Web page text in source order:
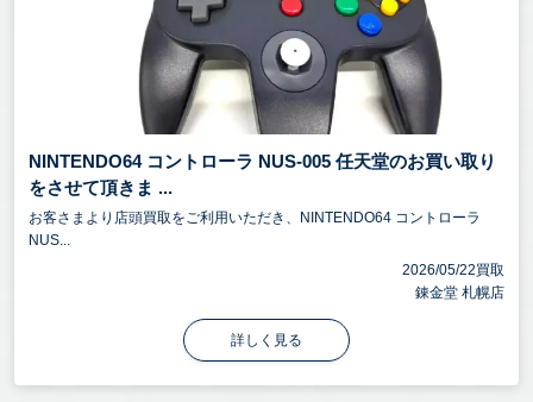
NINTENDO64 コントローラ NUS-005 任天堂のお買い取り
をさせて頂きま ...
お客さまより店頭買取をご利用いただき、NINTENDO64 コントローラ
NUS...
2026/05/22買取
錬金堂 札幌店
詳しく見る